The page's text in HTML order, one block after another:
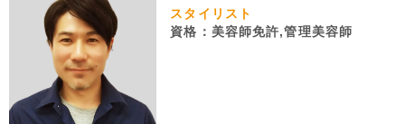
スタイリスト
資格：美容師免許,管理美容師